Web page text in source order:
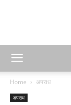
Home अपराध
अपराध